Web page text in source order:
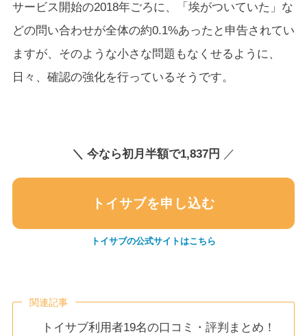
サービス開始の2018年ごろに、「埃がついていた」な
どの問い合わせが全体の約0.1%あったと申告されてい
ますが、そのような小さな問題もなくせるように、
日々、確認の強化を行っているそうです。
＼ 今なら初月半額で1,837円 ／
トイサブを申し込む
トイサブの公式サイトはこちら
関連記事
トイサブ利用者19名の口コミ・評判まとめ！